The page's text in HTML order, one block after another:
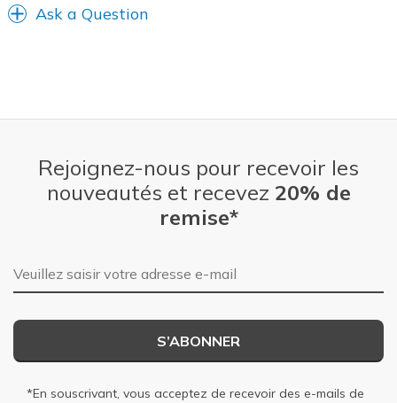
Ask a Question
Rejoignez-nous pour recevoir les
nouveautés et recevez 20% de
remise*
Adresse e-mail
S’ABONNER
*En souscrivant, vous acceptez de recevoir des e-mails de